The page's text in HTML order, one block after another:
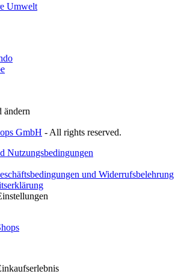
Umwelt
ändern
GmbH - All rights reserved.
Nutzungsbedingungen
und Widerrufsbelehrung